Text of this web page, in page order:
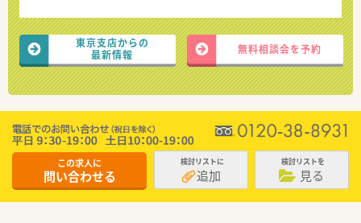
東京支店からの
最新情報
無料相談会を予約
この求人に
問い合わせる
検討リストに
追加
検討リストを
見る